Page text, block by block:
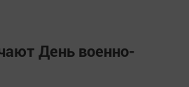
День военно-